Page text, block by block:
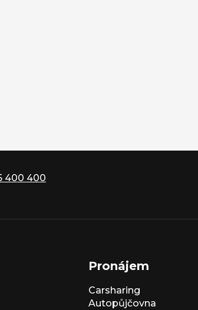
400 400
Pronájem
Carsharing
Autopůjčovna